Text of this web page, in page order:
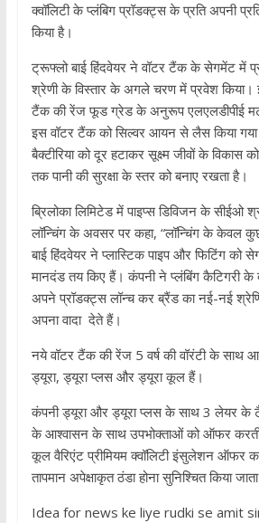
क्वॉलिटी के प्लंबिग प्रॉडक्ट्स के प्रति अपनी
किया है।
ट्रूफ्लो बाई हिंदवेयर ने वॉटर टैंक के सेगमेंट में
श्रेणी के विस्तार के अगले चरण में प्रवेश
टैंक की रेंज फूड ग्रेड के अनुरूप एलएलडीपीई
इस वॉटर टैंक को सिल्वर आयन से लैस किया
बैक्टीरिया को दूर हटाकर सूक्ष्म जीवों के विकास
तक पानी की सुरक्षा के स्तर को बनाए रखता है।
ब्रिलोका लिमिटेड में पाइप्स डिविजन के सीईओ
लॉन्चिंग के अवसर पर कहा, “लॉन्चिंग के केवल कुछ
बाई हिंदवेयर ने प्लास्टिक पाइप और फिटिंग को
मानदंड तय किए हैं। कंपनी ने प्लंबिंग कैटिगरी
अपने प्रॉडक्ट्स लॉन्च कर ब्रैंड का नई-नई
अपना वादा देते हैं।
नये वॉटर टैंक की रेंज 5 वर्ष की वॉरंटी के साथ
ड्यूरा, ड्यूरा प्लस और ड्यूरा कूल हैं।
कंपनी ड्यूरा और ड्यूरा प्लस के साथ 3 लेयर के
के आश्वासन के साथ उपभोक्ताओं को ऑफर
कूल वैरिएंट प्रीमियम क्वॉलिटी इंसुलेशन ऑफर
तापमान अपेक्षाकृत ठंडा होना सुनिश्चित किया
Idea for news ke liye rudki se amit